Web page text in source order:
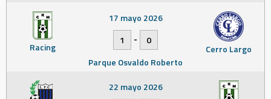
Racing Cerro Largo
17 mayo 2026
1
-
0
Parque Osvaldo Roberto
22 mayo 2026